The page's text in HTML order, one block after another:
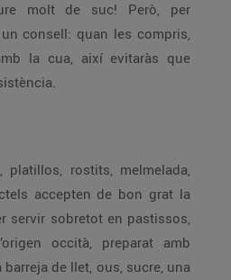
molt de suc! Però, per
consell: quan les compris,
la cua, així evitaràs que
platillos, rostits, melmelada,
accepten de bon grat la
servir sobretot en pastissos,
occità, preparat amb
de llet, ous, sucre, una